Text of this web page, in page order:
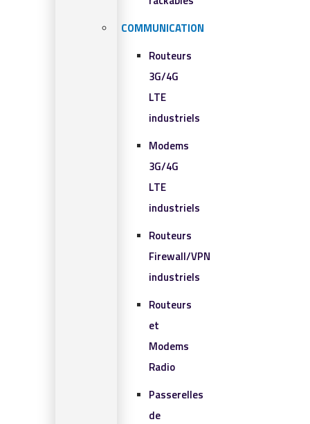
COMMUNICATION
Routeurs
3G/4G
LTE
industriels
Modems
3G/4G
LTE
industriels
Routeurs
Firewall/VPN
industriels
Routeurs
et
Modems
Radio
Passerelles
de